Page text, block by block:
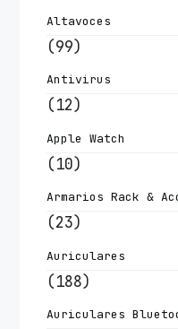
Altavoces
(99)
Antivirus
(12)
Apple Watch
(10)
Armarios Rack &
(23)
Auriculares
(188)
Auriculares